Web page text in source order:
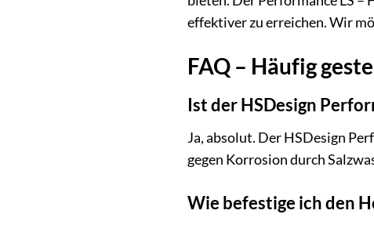
effektiver zu erreichen. Wir
FAQ – Häufig
Ist der HSDesign
Ja, absolut. Der HSDesign
gegen Korrosion durch
Wie befestige ich den